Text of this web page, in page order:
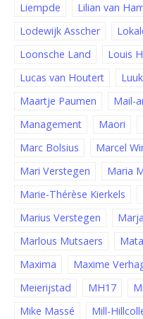
Liempde
Lilian van
Lodewijk Asscher
Loonsche Land
Louis
Lucas van Houtert
Maartje Paumen
Mail-
Management
Maori
Marc Bolsius
Marcel
Mari Verstegen
Maria
Marie-Thérèse Kierkels
Marius Verstegen
Marlous Mutsaers
Maxima
Maxime
Meierijstad
MH17
Mike Massé
Mill-